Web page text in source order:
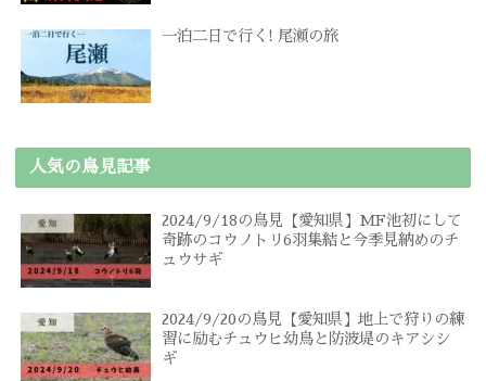
一泊二日で行く! 尾瀬の旅
人気の鳥見記事
2024/9/18の鳥見【愛知県】MF池初にして
奇跡のコウノトリ6羽集結と今季見納めのチ
ュウサギ
2024/9/20の鳥見【愛知県】地上で狩りの練
習に励むチュウヒ幼鳥と防波堤のキアシシ
ギ